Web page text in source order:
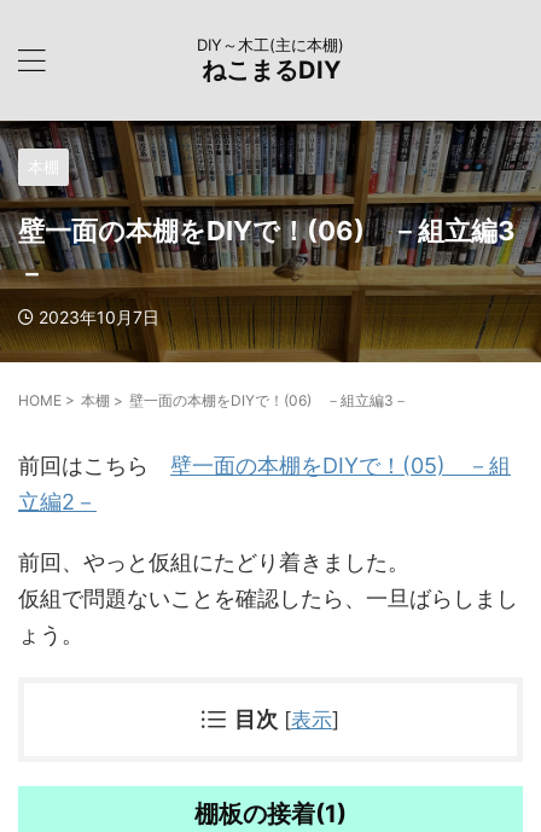
DIY～木工(主に本棚)
ねこまるDIY
本棚
壁一面の本棚をDIYで！(06) －組立編3
－
2023年10月7日
HOME > 本棚 > 壁一面の本棚をDIYで！(06) －組立編3－
前回はこちら 壁一面の本棚をDIYで！(05) －組
立編2－
前回、やっと仮組にたどり着きました。
仮組で問題ないことを確認したら、一旦ばらしまし
ょう。
目次 [表示]
棚板の接着(1)